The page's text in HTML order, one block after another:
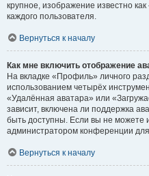
крупное, изображение известно
каждого пользователя.
Вернуться к началу
Как мне включить отображение
На вкладке «Профиль» личного
использованием четырёх
«Удалённая аватара» или
зависит, включена ли поддержка
быть доступны. Если вы не можете
администратором конференции
Вернуться к началу